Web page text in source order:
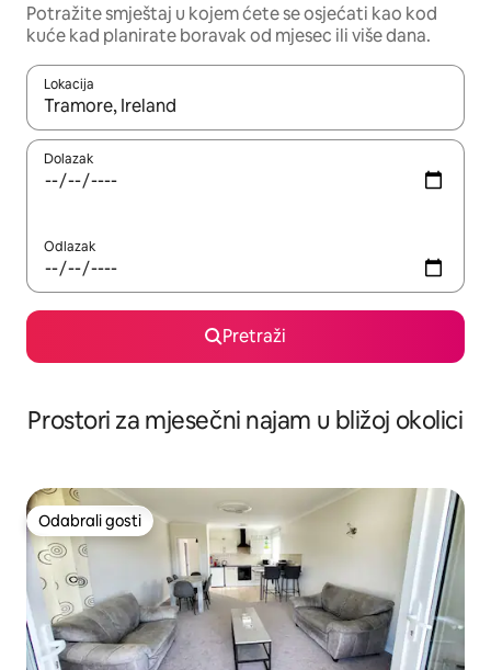
Potražite smještaj u kojem ćete se osjećati kao kod
kuće kad planirate boravak od mjesec ili više dana.
Lokacija
Kada budu dostupni rezultati, moći ćete ih pregledati
Dolazak
Odlazak
Pretraži
Prostori za mjesečni najam u bližoj okolici
Odabrali gosti
Odabrali gosti